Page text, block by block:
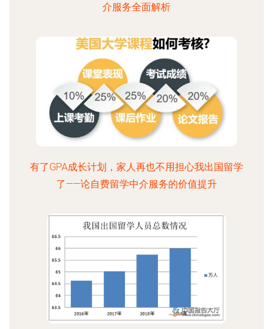
介服务全面解析
有了GPA成长计划，家人再也不用担心我出国留学
了——论自费留学中介服务的价值提升